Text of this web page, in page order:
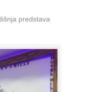
predstava